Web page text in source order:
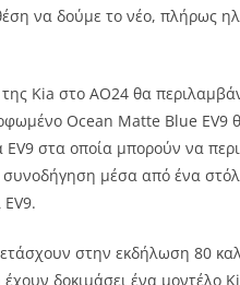
να δούμε το νέο, πλήρως
Kia στο AO24 θα
Ocean Matte Blue EV9
EV9 στα οποία μπορούν να
μέσα από ένα
EV9.
στην εκδήλωση 80
δοκιμάσει ένα μοντέλο